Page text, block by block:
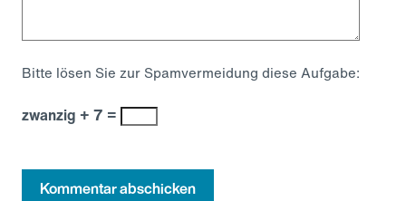
Bitte lösen Sie zur Spamvermeidung diese Aufgabe:
zwanzig + 7 =
Kommentar abschicken